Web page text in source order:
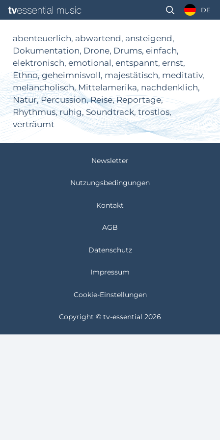
DE
abenteuerlich, abwartend, ansteigend,
Dokumentation, Drone, Drums, einfach,
elektronisch, emotional, entspannt, ernst,
Ethno, geheimnisvoll, majestätisch, meditativ,
melancholisch, Mittelamerika, nachdenklich,
Natur, Percussion, Reise, Reportage,
Rhythmus, ruhig, Soundtrack, trostlos,
verträumt
Newsletter
Nutzungsbedingungen
Kontakt
AGB
Datenschutz
Impressum
Cookie-Einstellungen
Copyright © tv-essential 2026